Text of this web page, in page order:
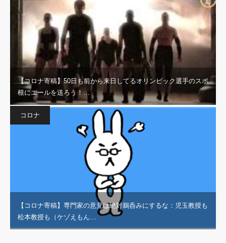
【コロナ寄稿】50日も前から来日してるオリンピック選手のスポ
根にエールを送ろう！…
コロナ
【コロナ寄稿】専門家の意見は絶対鵜呑みにするな：児玉教授も
松本教授も（ケゾえもん…